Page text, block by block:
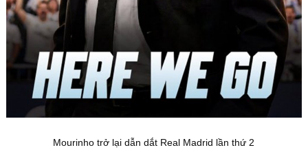
Mourinho trở lại dẫn dắt Real Madrid lần thứ 2